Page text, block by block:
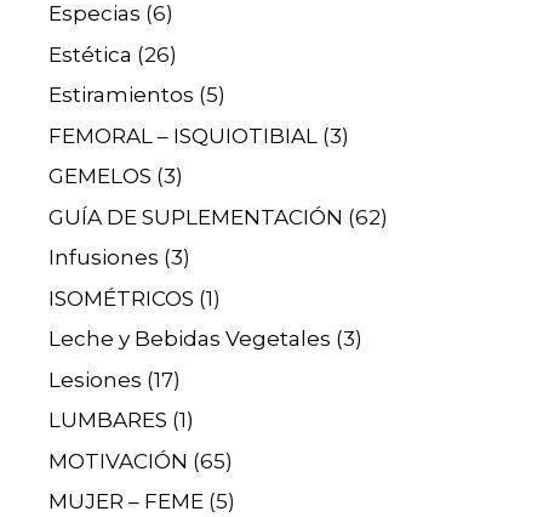
Especias (6)
Estética (26)
Estiramientos (5)
FEMORAL – ISQUIOTIBIAL (3)
GEMELOS (3)
GUÍA DE SUPLEMENTACIÓN (62)
Infusiones (3)
ISOMÉTRICOS (1)
Leche y Bebidas Vegetales (3)
Lesiones (17)
LUMBARES (1)
MOTIVACIÓN (65)
MUJER – FEME (5)